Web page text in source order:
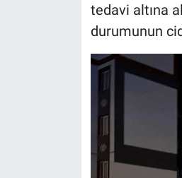
tedavi altına
durumunun